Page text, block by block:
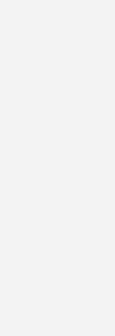
Sie erfolgt auf
und E-Statik-Spritzroboter.
werden
erklärt Reitze.
…
Gutbrod Fenster ist der
Qualitätskontrolle bis zu
Hand, und zwar für
bis zum
in der Hamburger
das Gutbrod
Kunststofffenstern
sondern auch die
Störmer Murphy
der Fenster
in einem auf den
Basaltgrau“, erinnert
in den beiden